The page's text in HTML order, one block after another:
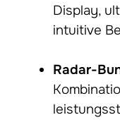
Display,
intuitive
Radar-